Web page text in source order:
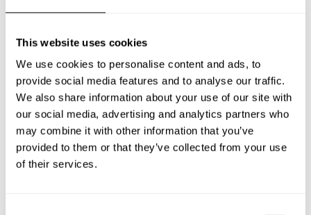
This website uses cookies
We use cookies to personalise content and ads, to
provide social media features and to analyse our traffic.
We also share information about your use of our site with
our social media, advertising and analytics partners who
may combine it with other information that you’ve
provided to them or that they’ve collected from your use
of their services.
Vous trouverez ci-dessous les questions les plus
fréquentes sur Chefs a Domicile à Marseille 05.
Que comprend un service de Chef a Domicile à
Marseille 05?